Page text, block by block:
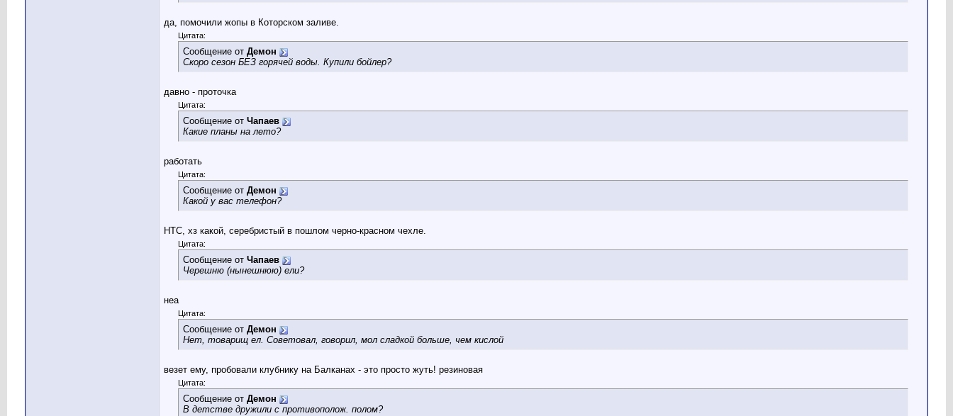
да, помочили жопы в Которском заливе.
Цитата:
Сообщение от Демон
Скоро сезон БЕЗ горячей воды. Купили бойлер?
давно - проточка
Цитата:
Сообщение от Чапаев
Какие планы на лето?
работать
Цитата:
Сообщение от Демон
Какой у вас телефон?
HTC, хз какой, серебристый в пошлом черно-красном чехле.
Цитата:
Сообщение от Чапаев
Черешню (нынешнюю) ели?
неа
Цитата:
Сообщение от Демон
Нет, товарищ ел. Советовал, говорил, мол сладкой больше, чем кислой
везет ему, пробовали клубнику на Балканах - это просто жуть! резиновая
Цитата:
Сообщение от Демон
В детстве дружили с противополож. полом?